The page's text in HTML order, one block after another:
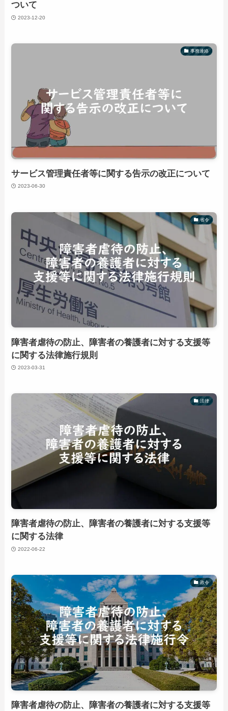
ついて
2023-12-20
事務連絡
サービス管理責任者等に関する告示の改正について
2023-06-30
省令
障害者虐待の防止、障害者の養護者に対する支援等
に関する法律施行規則
2023-03-31
法律
障害者虐待の防止、障害者の養護者に対する支援等
に関する法律
2022-06-22
政令
障害者虐待の防止、障害者の養護者に対する支援等